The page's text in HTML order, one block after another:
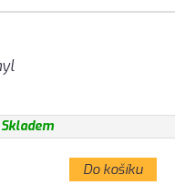
Skladem
Do košíku